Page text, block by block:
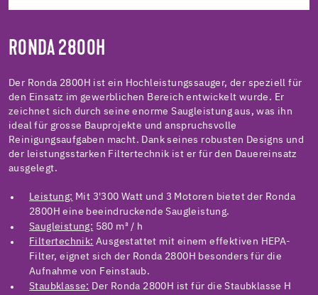
RONDA 2800H
Der Ronda 2800H ist ein Hochleistungssauger, der speziell für
den Einsatz im gewerblichen Bereich entwickelt wurde. Er
zeichnet sich durch seine enorme Saugleistung aus, was ihn
ideal für grosse Bauprojekte und anspruchsvolle
Reinigungsaufgaben macht. Dank seines robusten Designs und
der leistungsstarken Filtertechnik ist er für den Dauereinsatz
ausgelegt.
Leistung: Mit 3'300 Watt und 3 Motoren bietet der Ronda
2800H eine beeindruckende Saugleistung.
Saugleistung: 580 m³ / h
Filtertechnik: Ausgestattet mit einem effektiven HEPA-
Filter, eignet sich der Ronda 2800H besonders für die
Aufnahme von Feinstaub.
Staubklasse: Der Ronda 2800H ist für die Staubklasse H